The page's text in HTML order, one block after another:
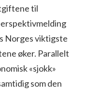
til
Norges viktigste
øker. Parallelt
«sjokk»
som den